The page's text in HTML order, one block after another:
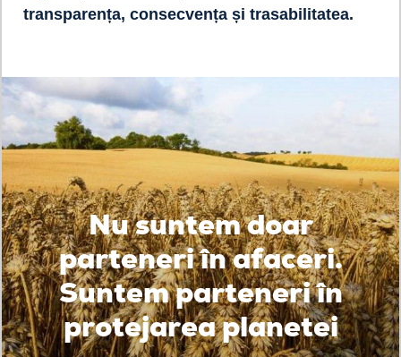
transparența, consecvența și trasabilitatea.
Nu suntem doar
parteneri în afaceri.
Suntem parteneri în
protejarea planetei